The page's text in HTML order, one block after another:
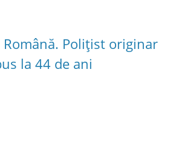
Polițist originar
la 44 de ani